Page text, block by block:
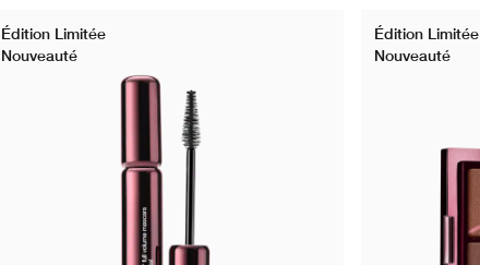
Édition Limitée
Nouveauté
Édition Limitée
Nouveauté